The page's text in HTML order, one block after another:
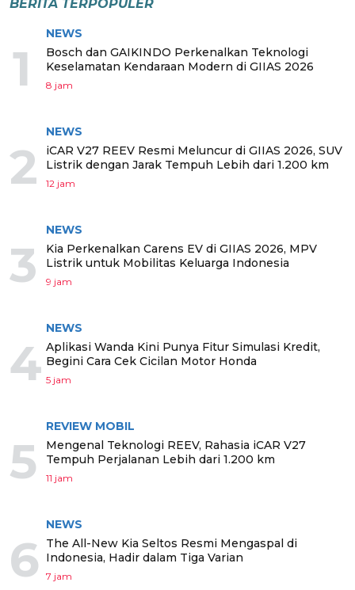
BERITA TERPOPULER
1
NEWS
Bosch dan GAIKINDO Perkenalkan Teknologi
Keselamatan Kendaraan Modern di GIIAS 2026
8 jam
2
NEWS
iCAR V27 REEV Resmi Meluncur di GIIAS 2026, SUV
Listrik dengan Jarak Tempuh Lebih dari 1.200 km
12 jam
3
NEWS
Kia Perkenalkan Carens EV di GIIAS 2026, MPV
Listrik untuk Mobilitas Keluarga Indonesia
9 jam
4
NEWS
Aplikasi Wanda Kini Punya Fitur Simulasi Kredit,
Begini Cara Cek Cicilan Motor Honda
5 jam
5
REVIEW MOBIL
Mengenal Teknologi REEV, Rahasia iCAR V27
Tempuh Perjalanan Lebih dari 1.200 km
11 jam
6
NEWS
The All-New Kia Seltos Resmi Mengaspal di
Indonesia, Hadir dalam Tiga Varian
7 jam